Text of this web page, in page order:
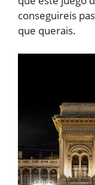
conseguireis
que querais.